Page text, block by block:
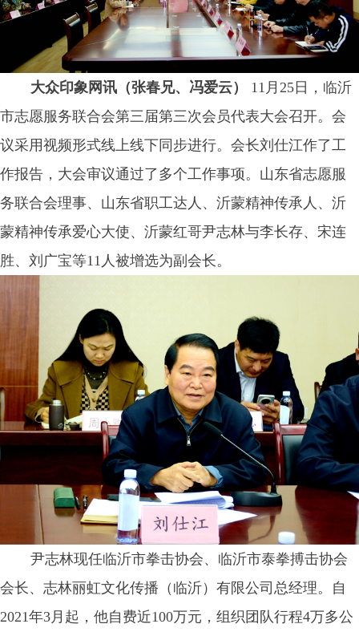
大众印象网讯（张春兄、冯爱云） 11月25日，临沂
市志愿服务联合会第三届第三次会员代表大会召开。会
议采用视频形式线上线下同步进行。会长刘仕江作了工
作报告，大会审议通过了多个工作事项。山东省志愿服
务联合会理事、山东省职工达人、沂蒙精神传承人、沂
蒙精神传承爱心大使、沂蒙红哥尹志林与李长存、宋连
胜、刘广宝等11人被增选为副会长。
尹志林现任临沂市拳击协会、临沂市泰拳搏击协会
会长、志林丽虹文化传播（临沂）有限公司总经理。自
2021年3月起，他自费近100万元，组织团队行程4万多公